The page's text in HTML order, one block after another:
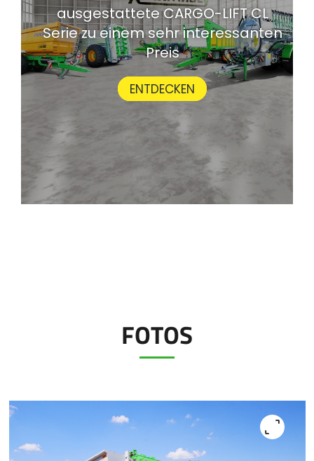
ausgestattete CARGO-LIFT CL
Serie zu einem sehr interessanten
Preis
ENTDECKEN
FOTOS